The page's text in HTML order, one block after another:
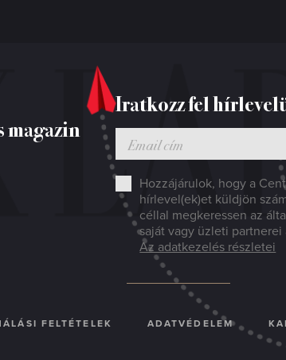
Iratkozz fel
Hozzájárulok, hogy a
hírlevel(ek)et küldjön
céllal megkeressen az
saját vagy üzleti partnerei
Az adatkezelés részletei
FELTÉTELEK ADATVÉDELEM